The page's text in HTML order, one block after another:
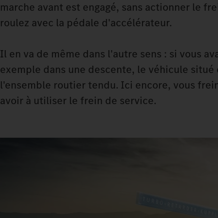
marche avant est engagé, sans actionner le
roulez avec la pédale d'accélérateur.
Il en va de même dans l'autre sens : si vous
exemple dans une descente, le véhicule
l'ensemble routier tendu. Ici encore, vous
avoir à utiliser le frein de service.